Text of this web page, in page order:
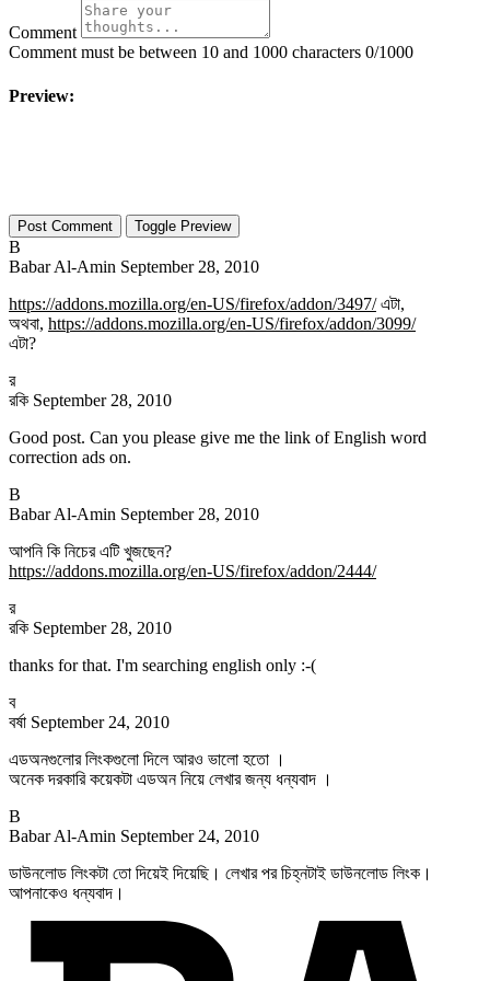
Comment
Comment must be between 10 and 1000 characters 0/1000
Preview:
Toggle Preview
B
Babar Al-Amin September 28, 2010
https://addons.mozilla.org/en-US/firefox/addon/3497/এটা,
অথবা, https://addons.mozilla.org/en-US/firefox/addon/3099/
এটা?
র
রকি September 28, 2010
Good post. Can you please give me the link of English word
correction ads on.
B
Babar Al-Amin September 28, 2010
আপনি কি নিচের এটি খুজছেন?
https://addons.mozilla.org/en-US/firefox/addon/2444/
র
রকি September 28, 2010
thanks for that. I'm searching english only :-(
ব
বর্ষা September 24, 2010
এডঅনগুলোর লিংকগুলো দিলে আরও ভালো হতো ।
অনেক দরকারি কয়েকটা এডঅন নিয়ে লেখার জন্য ধন্যবাদ ।
B
Babar Al-Amin September 24, 2010
ডাউনলোড লিংকটা তো দিয়েই দিয়েছি। লেখার পর চিহ্নটাই ডাউনলোড লিংক।
আপনাকেও ধন্যবাদ।